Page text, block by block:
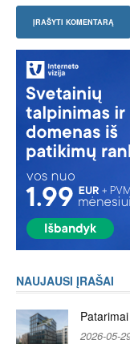
NAUJAUSI ĮRAŠAI
2026-05-